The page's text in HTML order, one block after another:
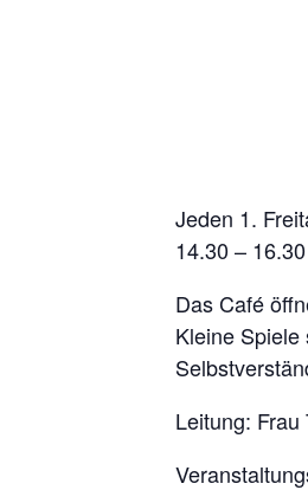
Jeden 1.
14.30 –
Das Café
Kleine
Leitung: